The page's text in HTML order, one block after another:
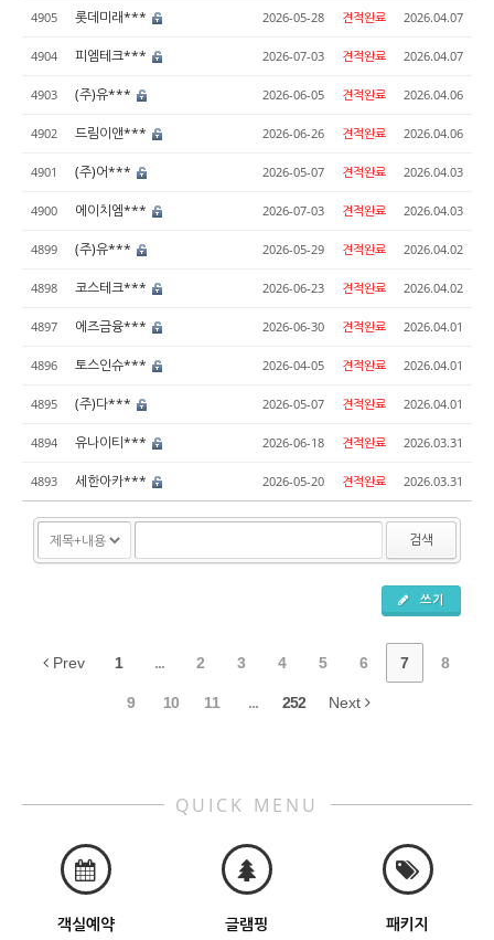
4905 롯데미래*** 2026-05-28 견적완료 2026.04.07
4904 피엠테크*** 2026-07-03 견적완료 2026.04.07
4903 (주)유*** 2026-06-05 견적완료 2026.04.06
4902 드림이앤*** 2026-06-26 견적완료 2026.04.06
4901 (주)어*** 2026-05-07 견적완료 2026.04.03
4900 에이치엠*** 2026-07-03 견적완료 2026.04.03
4899 (주)유*** 2026-05-29 견적완료 2026.04.02
4898 코스테크*** 2026-06-23 견적완료 2026.04.02
4897 에즈금융*** 2026-06-30 견적완료 2026.04.01
4896 토스인슈*** 2026-04-05 견적완료 2026.04.01
4895 (주)다*** 2026-05-07 견적완료 2026.04.01
4894 유나이티*** 2026-06-18 견적완료 2026.03.31
4893 세한아카*** 2026-05-20 견적완료 2026.03.31
검색
쓰기
Prev 1 ... 2 3 4 5 6 7 8
9 10 11 ... 252 Next
QUICK MENU
객실예약 글램핑 패키지